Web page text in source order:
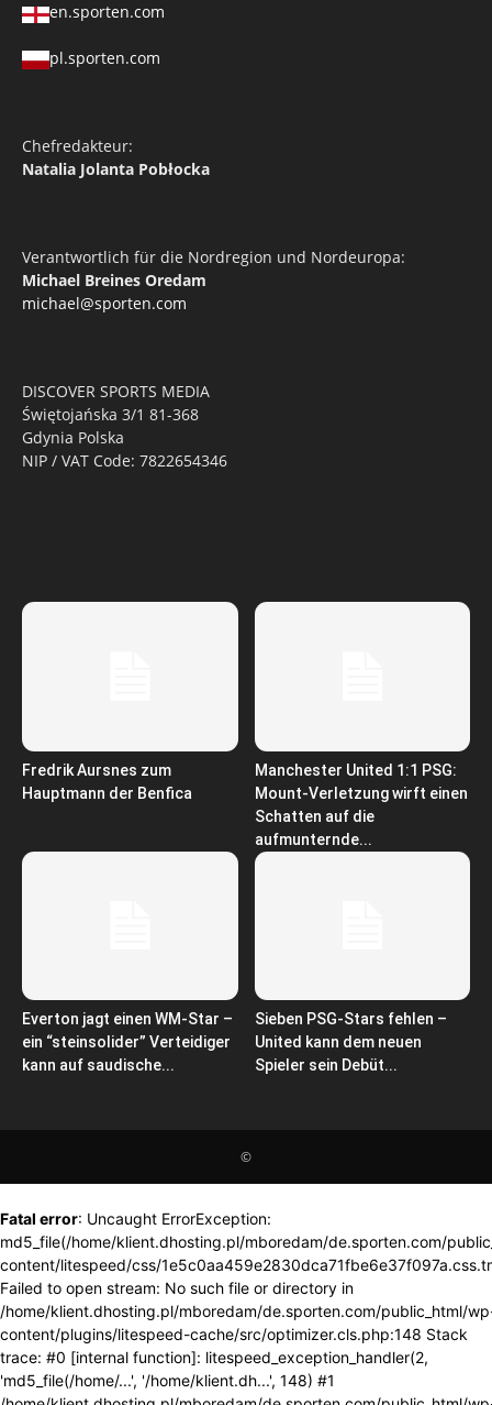
en.sporten.com
pl.sporten.com
Chefredakteur:
Natalia Jolanta Pobłocka
Verantwortlich für die Nordregion und Nordeuropa:
Michael Breines Oredam
michael@sporten.com
DISCOVER SPORTS MEDIA
Świętojańska 3/1 81-368
Gdynia Polska
NIP / VAT Code: 7822654346
Fredrik Aursnes zum
Hauptmann der Benfica
Manchester United 1:1 PSG:
Mount-Verletzung wirft einen
Schatten auf die
aufmunternde...
Everton jagt einen WM-Star –
ein “steinsolider” Verteidiger
kann auf saudische...
Sieben PSG-Stars fehlen –
United kann dem neuen
Spieler sein Debüt...
©
Fatal error: Uncaught ErrorException:
md5_file(/home/klient.dhosting.pl/mboredam/de.sporten.com/
content/litespeed/css/
Failed to open stream: No such file or directory in
/home/klient.dhosting.pl/mboredam/de.sporten.com/public_html/
content/plugins/litespeed-cache/src/optimizer.cls.php:148 Stack
trace: #0 [internal function]: litespeed_exception_handler(2,
'md5_file(/home/...', '/home/klient.dh...', 148) #1